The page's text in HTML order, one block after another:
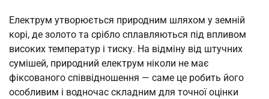
Електрум утворюється природним шляхом у земній
корі, де золото та срібло сплавляються під впливом
високих температур і тиску. На відміну від штучних
сумішей, природний електрум ніколи не має
фіксованого співвідношення — саме це робить його
особливим і водночас складним для точної оцінки